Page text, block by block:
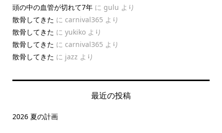
頭の中の血管が切れて7年に gulu より
散骨してきた に carnival365 より
散骨してきた に yukikoより
散骨してきた に carnival365 より
散骨してきた に jazz より
最近の投稿
2026 夏の計画